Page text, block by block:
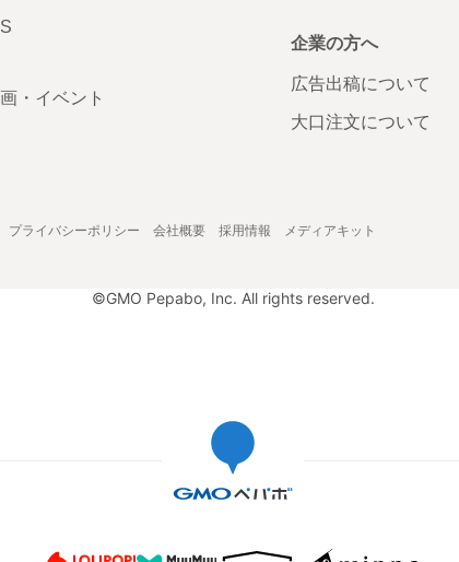
・イベント
企業の方へ
広告出稿について
大口注文について
プライバシーポリシー 会社概要 採用情報 メディアキット
©GMO Pepabo, Inc. All rights reserved.